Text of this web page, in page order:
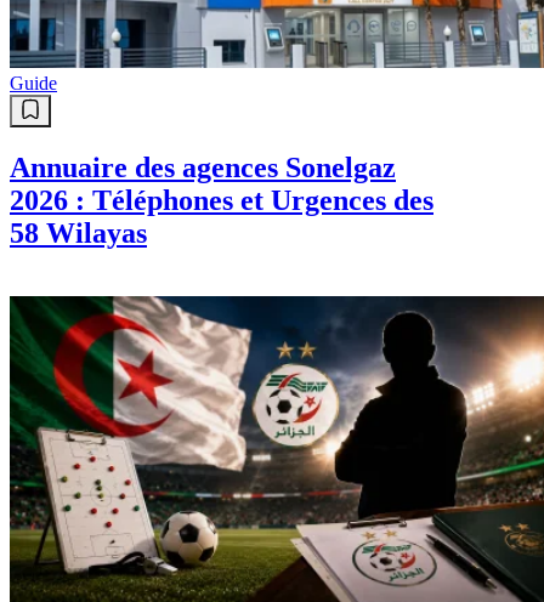
Guide
Annuaire des agences Sonelgaz
2026 : Téléphones et Urgences des
58 Wilayas